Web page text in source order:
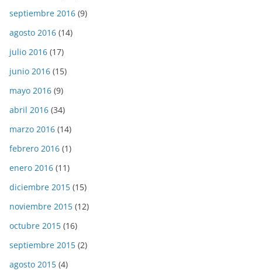
septiembre 2016 (9)
agosto 2016 (14)
julio 2016 (17)
junio 2016 (15)
mayo 2016 (9)
abril 2016 (34)
marzo 2016 (14)
febrero 2016 (1)
enero 2016 (11)
diciembre 2015 (15)
noviembre 2015 (12)
octubre 2015 (16)
septiembre 2015 (2)
agosto 2015 (4)